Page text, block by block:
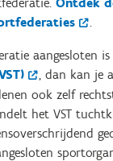
.
aangesloten
, dan kan je
ook zelf
het VST